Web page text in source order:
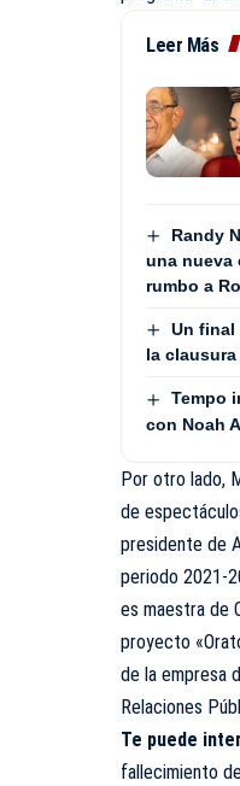
Leer Más
Randy
una nueva
rumbo a
Un final
la
Tempo
con Noah
Por otro lado,
de
presidente de
periodo 2021-
es maestra de
proyecto
de la empresa
Relaciones
Te puede
fallecimiento